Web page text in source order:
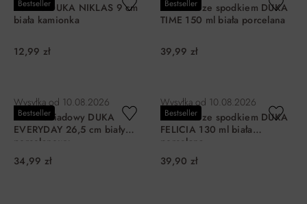
Bestseller
Kokilka DUKA NIKLAS 9 cm
biała kamionka
12,99 zł
Bestseller
Filiżanka ze spodkiem DUKA
TIME 150 ml biała porcelana
39,99 zł
Bestseller
Wysyłka od 10.08.2026
Talerz obiadowy DUKA
EVERYDAY 26,5 cm biały
porcelanowy
34,99 zł
Bestseller
Wysyłka od 10.08.2026
Filiżanka ze spodkiem DUKA
FELICIA 130 ml biała
porcelana
39,90 zł